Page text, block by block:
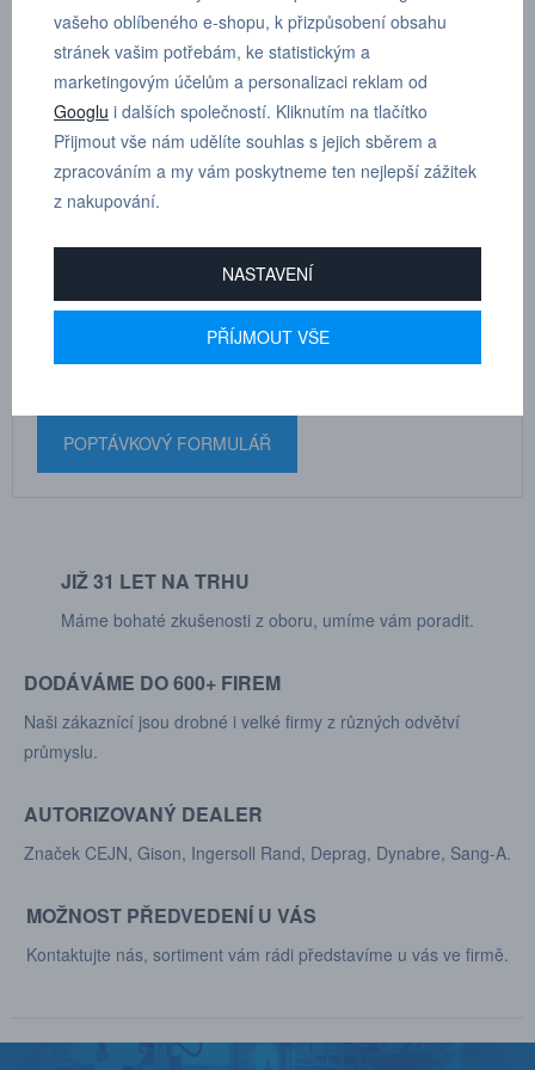
T - šroubení otočné, vnitřní závit, vnější šestihran M5, D 4 mm
Dle tloušťky hadice
MARTIN
DRHOLEC
technické poradenství
POPTÁVKOVÝ FORMULÁŘ
JIŽ 31 LET NA TRHU
Máme bohaté zkušenosti z oboru, umíme vám poradit.
DODÁVÁME DO 600+ FIREM
Naši zákaznící jsou drobné i velké firmy z různých odvětví
průmyslu.
AUTORIZOVANÝ DEALER
Značek CEJN, Gison, Ingersoll Rand, Deprag, Dynabre, Sang-A.
MOŽNOST PŘEDVEDENÍ U VÁS
Kontaktujte nás, sortiment vám rádi představíme u vás ve firmě.
vašeho oblíbeného e-shopu, k přizpůsobení obsahu
stránek vašim potřebám, ke statistickým a
marketingovým účelům a personalizaci reklam od
Googlu i dalších společností. Kliknutím na tlačítko
Přijmout vše nám udělíte souhlas s jejich sběrem a
zpracováním a my vám poskytneme ten nejlepší zážitek
z nakupování.
NASTAVENÍ
PŘÍJMOUT VŠE